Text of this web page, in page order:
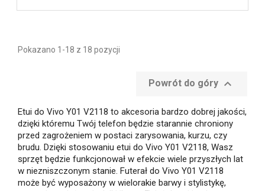
Pokazano 1-18 z 18 pozycji
Powrót do góry 
Etui do Vivo Y01 V2118 to akcesoria bardzo dobrej jakości,
dzięki któremu Twój telefon będzie starannie chroniony
przed zagrożeniem w postaci zarysowania, kurzu, czy
brudu. Dzięki stosowaniu etui do Vivo Y01 V2118, Wasz
sprzęt będzie funkcjonował w efekcie wiele przyszłych lat
w niezniszczonym stanie. Futerał do Vivo Y01 V2118
może być wyposażony w wielorakie barwy i stylistykę,